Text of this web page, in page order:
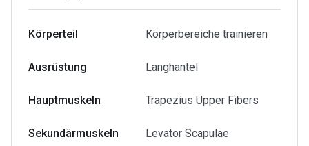
Körperteil Körperbereiche trainieren
Ausrüstung Langhantel
Hauptmuskeln Trapezius Upper Fibers
Sekundärmuskeln Levator Scapulae